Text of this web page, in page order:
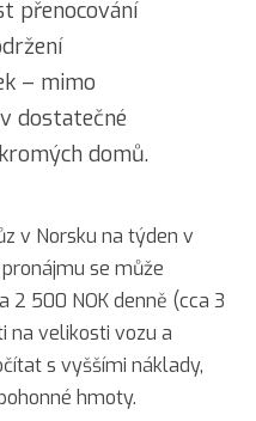
přenocování
– mimo
dostatečné
domů.
v Norsku na týden v
se může
2 500 NOK denně (cca 3
na velikosti vozu a
s vyššími náklady,
hmoty.